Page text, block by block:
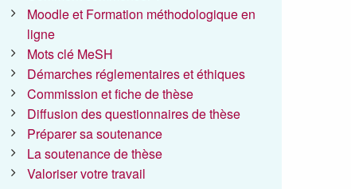
Moodle et Formation méthodologique en
ligne
Mots clé MeSH
Démarches réglementaires et éthiques
Commission et fiche de thèse
Diffusion des questionnaires de thèse
Préparer sa soutenance
La soutenance de thèse
Valoriser votre travail